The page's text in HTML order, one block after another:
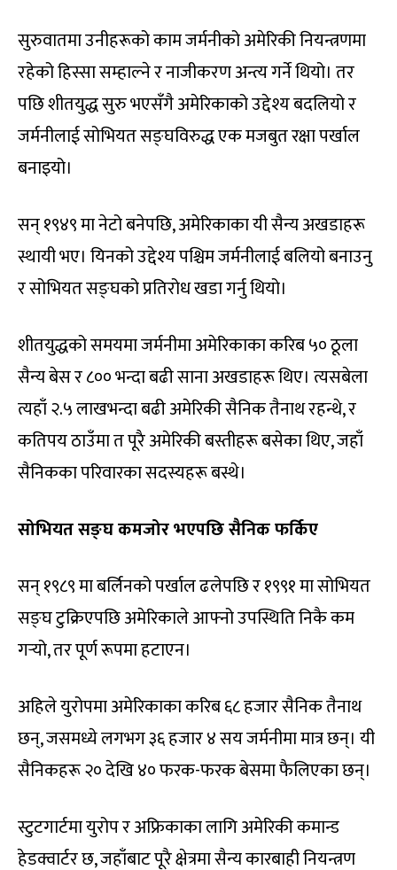
सुरुवातमा उनीहरूको काम जर्मनीको अमेरिकी नियन्त्रणमा
रहेको हिस्सा सम्हाल्ने र नाजीकरण अन्त्य गर्ने थियो। तर
पछि शीतयुद्ध सुरु भएसँगै अमेरिकाको उद्देश्य बदलियो र
जर्मनीलाई सोभियत सङ्घविरुद्ध एक मजबुत रक्षा पर्खाल
बनाइयो।
सन् १९४९ मा नेटो बनेपछि, अमेरिकाका यी सैन्य अखडाहरू
स्थायी भए। यिनको उद्देश्य पश्चिम जर्मनीलाई बलियो बनाउनु
र सोभियत सङ्घको प्रतिरोध खडा गर्नु थियो।
शीतयुद्धको समयमा जर्मनीमा अमेरिकाका करिब ५० ठूला
सैन्य बेस र ८०० भन्दा बढी साना अखडाहरू थिए। त्यसबेला
त्यहाँ २.५ लाखभन्दा बढी अमेरिकी सैनिक तैनाथ रहन्थे, र
कतिपय ठाउँमा त पूरै अमेरिकी बस्तीहरू बसेका थिए, जहाँ
सैनिकका परिवारका सदस्यहरू बस्थे।
सोभियत सङ्घ कमजोर भएपछि सैनिक फर्किए
सन् १९८९ मा बर्लिनको पर्खाल ढलेपछि र १९९१ मा सोभियत
सङ्घ टुक्रिएपछि अमेरिकाले आफ्नो उपस्थिति निकै कम
गर्‍यो, तर पूर्ण रूपमा हटाएन।
अहिले युरोपमा अमेरिकाका करिब ६८ हजार सैनिक तैनाथ
छन्, जसमध्ये लगभग ३६ हजार ४ सय जर्मनीमा मात्र छन्। यी
सैनिकहरू २० देखि ४० फरक-फरक बेसमा फैलिएका छन्।
स्टुटगार्टमा युरोप र अफ्रिकाका लागि अमेरिकी कमान्ड
हेडक्वार्टर छ, जहाँबाट पूरै क्षेत्रमा सैन्य कारबाही नियन्त्रण